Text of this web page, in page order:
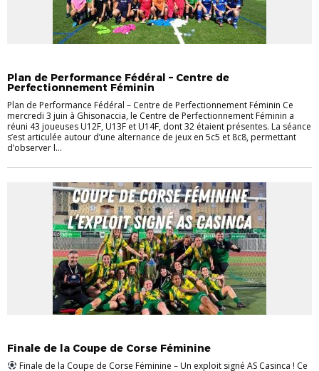
Plan de Performance Fédéral – Centre de
Perfectionnement Féminin
Plan de Performance Fédéral – Centre de Perfectionnement Féminin Ce
mercredi 3 juin à Ghisonaccia, le Centre de Perfectionnement Féminin a
réuni 43 joueuses U12F, U13F et U14F, dont 32 étaient présentes. La séance
s’est articulée autour d’une alternance de jeux en 5c5 et 8c8, permettant
d’observer l...
Finale de la Coupe de Corse Féminine
Finale de la Coupe de Corse Féminine – Un exploit signé AS Casinca ! Ce